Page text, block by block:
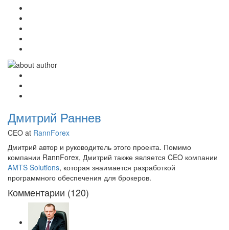
Дмитрий Раннев
CEO at RannForex
Дмитрий автор и руководитель этого проекта. Помимо
компании RannForex, Дмитрий также является CEO компании
AMTS Solutions, которая знаимается разработкой
программного обеспечения для брокеров.
Комментарии (120)